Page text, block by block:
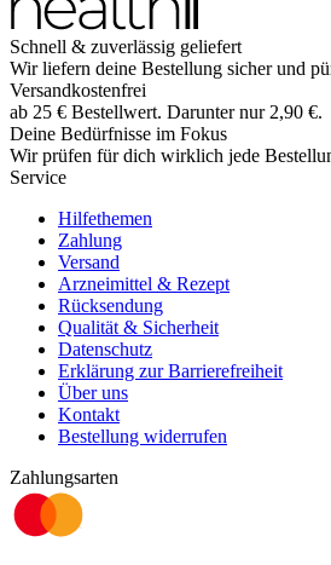
Schnell & zuverlässig geliefert
Wir liefern deine Bestellung sicher und
Versandkostenfrei
ab 25 € Bestellwert. Darunter nur 2,90 €.
Deine Bedürfnisse im Fokus
Wir prüfen für dich wirklich jede
Service
Hilfethemen
Zahlung
Versand
Arzneimittel & Rezept
Rücksendung
Qualität & Sicherheit
Datenschutz
Erklärung zur Barrierefreiheit
Über uns
Kontakt
Bestellung widerrufen
Zahlungsarten